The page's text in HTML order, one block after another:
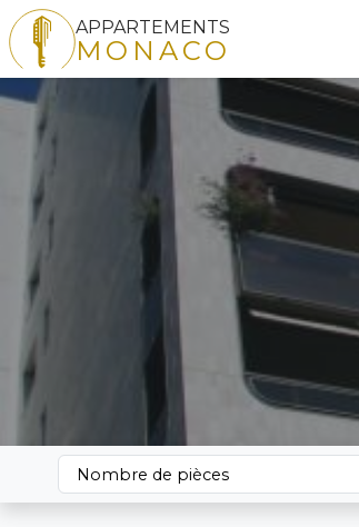
APPARTEMENTS
MONACO